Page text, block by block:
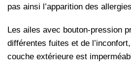
pas ainsi l’apparition des
Les ailes avec bouton-pression
différentes fuites et de
couche extérieure est